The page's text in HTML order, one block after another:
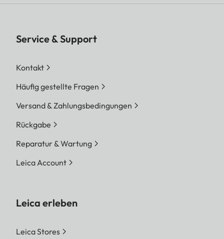
Service & Support
Kontakt
Häufig gestellte Fragen
Versand & Zahlungsbedingungen
Rückgabe
Reparatur & Wartung
Leica Account
Leica erleben
Leica Stores